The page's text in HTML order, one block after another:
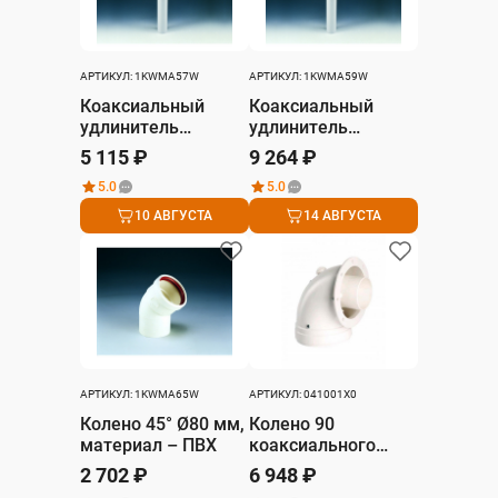
АРТИКУЛ: 1KWMA57W
Коаксиальный
удлинитель
Ø60/100 мм,
дымовая часть –
ПВХ, воздушная
часть – ПВХ
5 115 ₽
5.0
10 АВГУСТА
АРТИКУЛ: 1KWMA59W
Коаксиальный
удлинитель
Ø80/125 мм,
дымовая часть –
ПВХ, воздушная
часть – ПВХ
9 264 ₽
5.0
14 АВГУСТА
АРТИКУЛ: 1KWMA65W
Колено 45° Ø80 мм,
материал – ПВХ
2 702 ₽
АРТИКУЛ: 041001X0
Колено 90
коаксиального
дымохода 60/100
6 948 ₽